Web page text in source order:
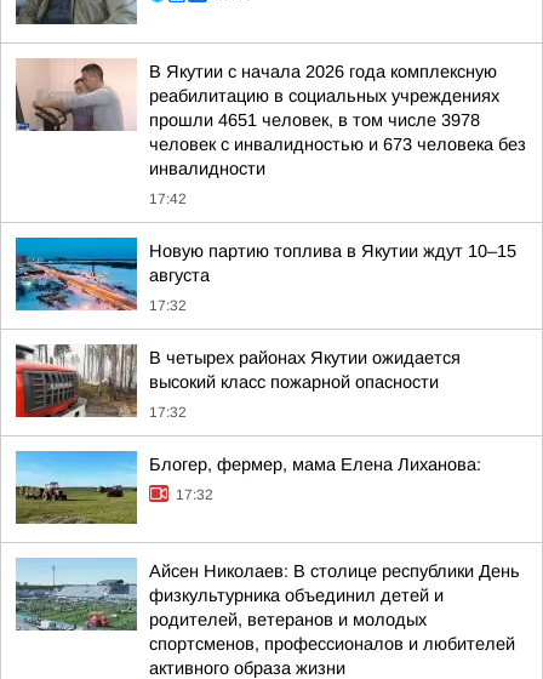
В Якутии с начала 2026 года комплексную
реабилитацию в социальных учреждениях
прошли 4651 человек, в том числе 3978
человек с инвалидностью и 673 человека без
инвалидности
17:42
Новую партию топлива в Якутии ждут 10–15
августа
17:32
В четырех районах Якутии ожидается
высокий класс пожарной опасности
17:32
Блогер, фермер, мама Елена Лиханова:
17:32
Айсен Николаев: В столице республики День
физкультурника объединил детей и
родителей, ветеранов и молодых
спортсменов, профессионалов и любителей
активного образа жизни